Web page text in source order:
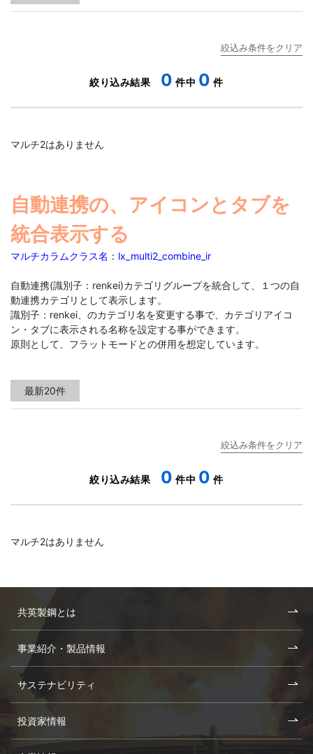
0 0
マルチ2はありません
自動連携の、アイコンとタブを
統合表示する
マルチカラムクラス名：lx_multi2_combine_ir
自動連携(識別子：renkei)カテゴリグループを統合して、１つの自
動連携カテゴリとして表示します。
識別子：renkei、のカテゴリ名を変更する事で、カテゴリアイコ
ン・タブに表示される名称を設定する事ができます。
原則として、フラットモードとの併用を想定しています。
0 0
マルチ2はありません
共英製鋼とは
事業紹介・製品情報
サステナビリティ
投資家情報